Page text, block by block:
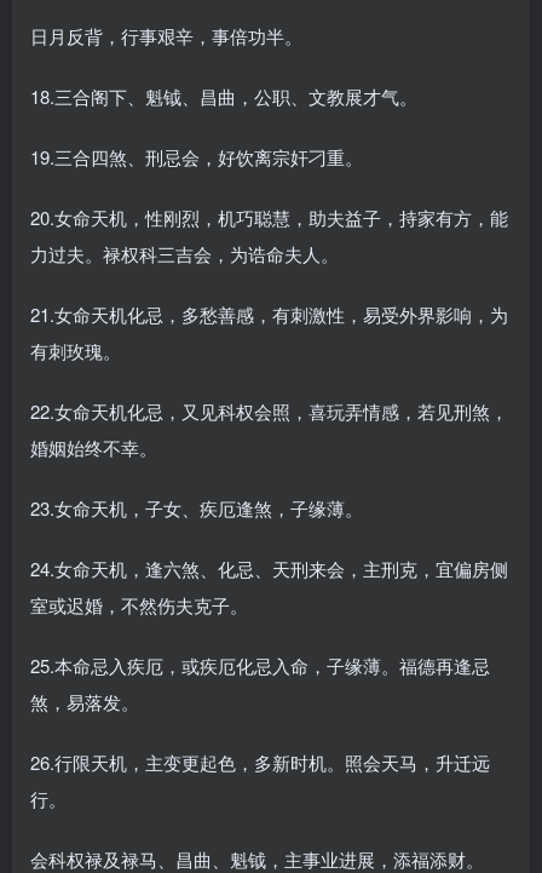
日月反背，行事艰辛，事倍功半。
18.三合阁下、魁钺、昌曲，公职、文教展才气。
19.三合四煞、刑忌会，好饮离宗奸刁重。
20.女命天机，性刚烈，机巧聪慧，助夫益子，持家有方，能
力过夫。禄权科三吉会，为诰命夫人。
21.女命天机化忌，多愁善感，有刺激性，易受外界影响，为
有刺玫瑰。
22.女命天机化忌，又见科权会照，喜玩弄情感，若见刑煞，
婚姻始终不幸。
23.女命天机，子女、疾厄逢煞，子缘薄。
24.女命天机，逢六煞、化忌、天刑来会，主刑克，宜偏房侧
室或迟婚，不然伤夫克子。
25.本命忌入疾厄，或疾厄化忌入命，子缘薄。福德再逢忌
煞，易落发。
26.行限天机，主变更起色，多新时机。照会天马，升迁远
行。
会科权禄及禄马、昌曲、魁钺，主事业进展，添福添财。